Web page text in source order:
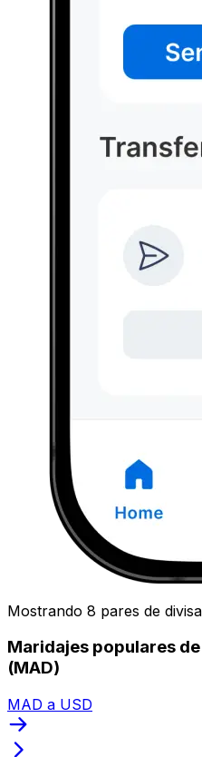
Mostrando 8 pares de
Maridajes populares
(MAD)
MAD a USD